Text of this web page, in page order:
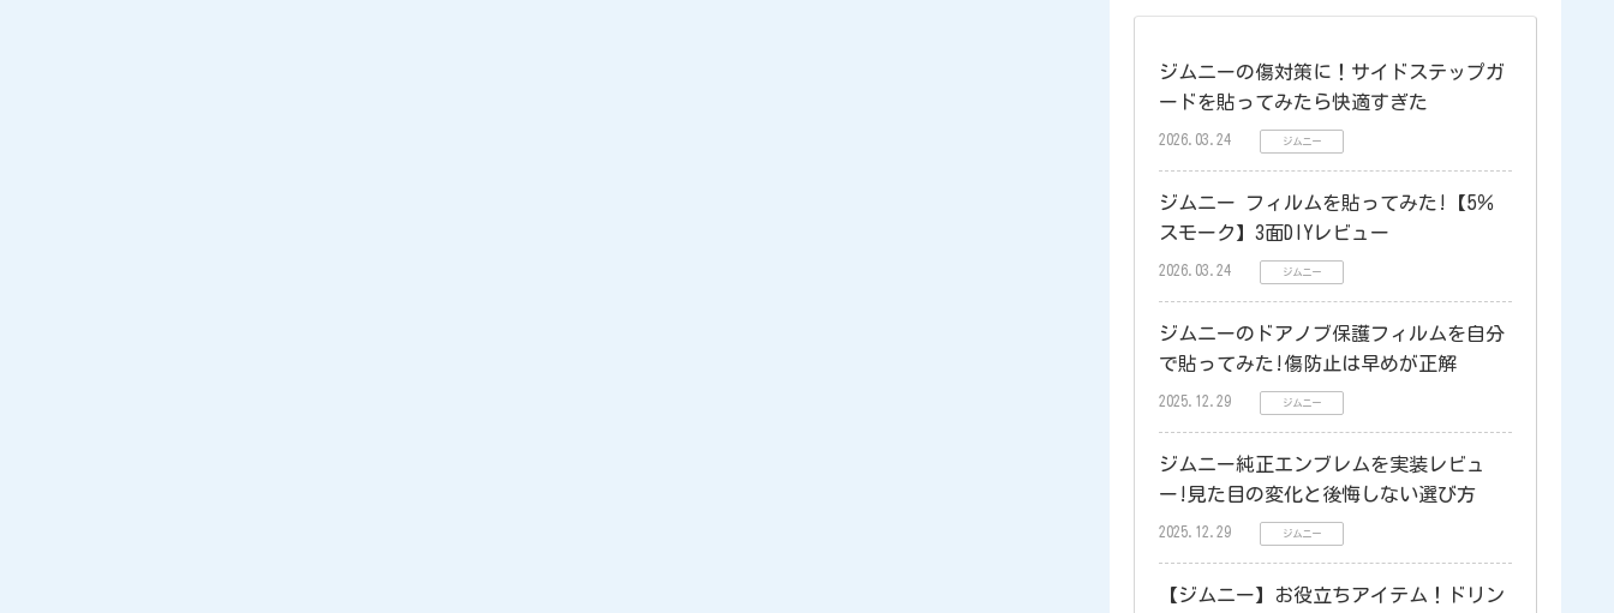
ジムニーの傷対策に！サイドステップガ
ードを貼ってみたら快適すぎた
2026.03.24 ジムニー
ジムニー フィルムを貼ってみた!【5％
スモーク】3面DIYレビュー
2026.03.24 ジムニー
ジムニーのドアノブ保護フィルムを自分
で貼ってみた!傷防止は早めが正解
2025.12.29 ジムニー
ジムニー純正エンブレムを実装レビュ
ー!見た目の変化と後悔しない選び方
2025.12.29 ジムニー
【ジムニー】お役立ちアイテム！ドリン